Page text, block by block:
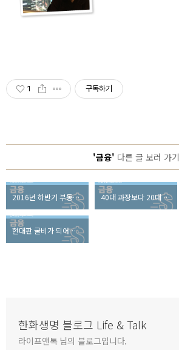
1 구독하기
'금융' 다른 글 보러 가기
2016년 하반기 부동산 시장의 리스크를 알리는 세 가지 시그널 40대 과장보다 20대 신입사원의 재테크에 유리한 금융 상품은?
현대판 굴비가 되어버린 에어컨, 폭염보다 무서운 ‘전기 누진세’
한화생명 블로그 Life & Talk
라이프앤톡 님의 블로그입니다.